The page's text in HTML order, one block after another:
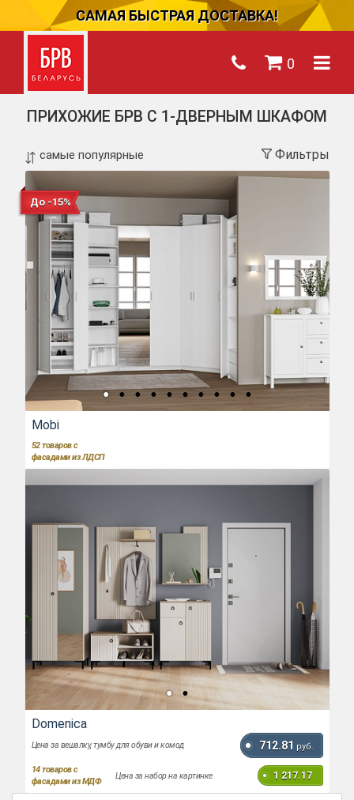
САМАЯ БЫСТРАЯ ДОСТАВКА!
0
ПРИХОЖИЕ БРВ С 1-ДВЕРНЫМ ШКАФОМ
Фильтры
До -15%
Mobi
52товаров с
фасадами из ЛДСП
Domenica
Цена за вешалку, тумбу для обуви и комод 712.81 руб.
14товаров с
фасадами из МДФ
Цена за набор на картинке 1 217.17